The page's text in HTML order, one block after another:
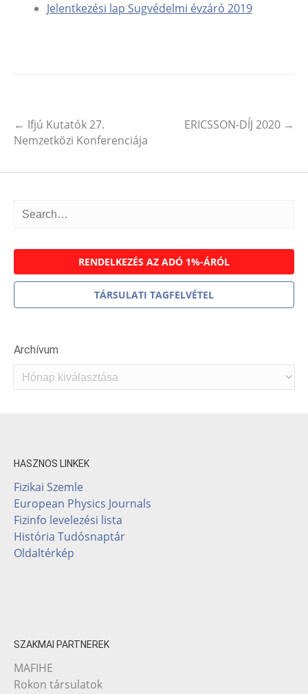
Jelentkezési lap Sugvédelmi évzáró 2019
Post navigation
← Ifjú Kutatók 27.
Nemzetközi Konferenciája
ERICSSON-DÍJ 2020 →
RENDELKEZÉS AZ ADÓ 1%-ÁRÓL
TÁRSULATI TAGFELVÉTEL
Archívum
Archívum
HASZNOS LINKEK
Fizikai Szemle
European Physics Journals
Fizinfo levelezési lista
História Tudósnaptár
Oldaltérkép
SZAKMAI PARTNEREK
MAFIHE
Rokon társulatok